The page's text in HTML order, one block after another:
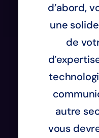
d’abord,
une
de
autre
vous